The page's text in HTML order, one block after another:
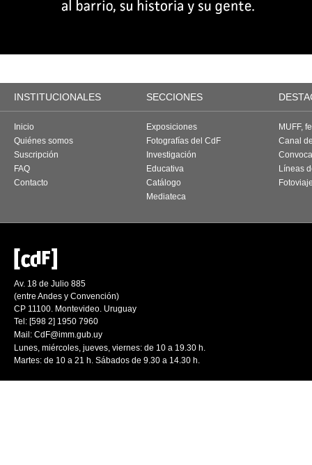
INSTITUCIONALES SECCIONES
Inicio
Quiénes somos
Suscripción
FAQ
Contacto
Exposiciones
Fotografías del CdF
Investigación
Educativa
Catálogo
Mediateca
MUFF,
Canal
Líneas
Av. 18 de Julio 885
(entre Andes y Convención)
CP 11100. Montevideo. Uruguay
Tel: [598 2] 1950 7960
Mail: CdF@imm.gub.uy
Lunes, miércoles, jueves, viernes: de 10 a 19.30 h.
Martes: de 10 a 21 h. Sábados de 9.30 a 14.30 h.